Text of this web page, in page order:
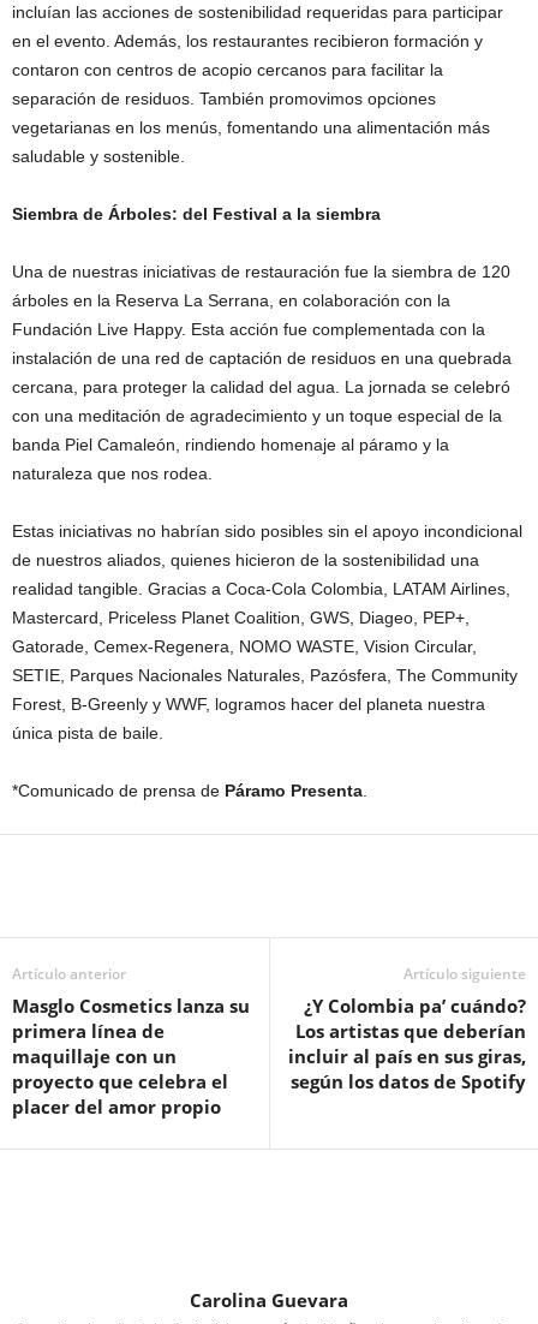
incluían las acciones de sostenibilidad requeridas para participar
en el evento. Además, los restaurantes recibieron formación y
contaron con centros de acopio cercanos para facilitar la
separación de residuos. También promovimos opciones
vegetarianas en los menús, fomentando una alimentación más
saludable y sostenible.
Siembra de Árboles: del Festival a la siembra
Una de nuestras iniciativas de restauración fue la siembra de 120
árboles en la Reserva La Serrana, en colaboración con la
Fundación Live Happy. Esta acción fue complementada con la
instalación de una red de captación de residuos en una quebrada
cercana, para proteger la calidad del agua. La jornada se celebró
con una meditación de agradecimiento y un toque especial de la
banda Piel Camaleón, rindiendo homenaje al páramo y la
naturaleza que nos rodea.
Estas iniciativas no habrían sido posibles sin el apoyo incondicional
de nuestros aliados, quienes hicieron de la sostenibilidad una
realidad tangible. Gracias a Coca-Cola Colombia, LATAM Airlines,
Mastercard, Priceless Planet Coalition, GWS, Diageo, PEP+,
Gatorade, Cemex-Regenera, NOMO WASTE, Vision Circular,
SETIE, Parques Nacionales Naturales, Pazósfera, The Community
Forest, B-Greenly y WWF, logramos hacer del planeta nuestra
única pista de baile.
*Comunicado de prensa de Páramo Presenta.
Artículo anterior
Masglo Cosmetics lanza su
primera línea de
maquillaje con un
proyecto que celebra el
placer del amor propio
Artículo siguiente
¿Y Colombia pa’ cuándo?
Los artistas que deberían
incluir al país en sus giras,
según los datos de Spotify
Carolina Guevara